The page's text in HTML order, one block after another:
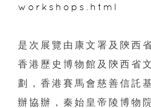
workshops.html
是次展覽由康文署及陝西
香港歷史博物館及陝西省
劃，香港賽馬會慈善信託
辦協辦，秦始皇帝陵博物